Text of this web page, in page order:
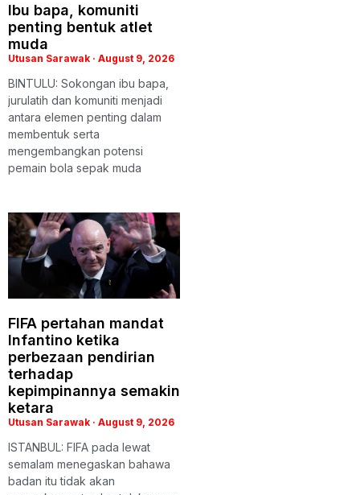
Ibu bapa, komuniti
penting bentuk atlet
muda
Utusan Sarawak August 9, 2026
BINTULU: Sokongan ibu bapa,
jurulatih dan komuniti menjadi
antara elemen penting dalam
membentuk serta
mengembangkan potensi
pemain bola sepak muda
FIFA pertahan mandat
Infantino ketika
perbezaan pendirian
terhadap
kepimpinannya semakin
ketara
Utusan Sarawak August 9, 2026
ISTANBUL: FIFA pada lewat
semalam menegaskan bahawa
badan itu tidak akan